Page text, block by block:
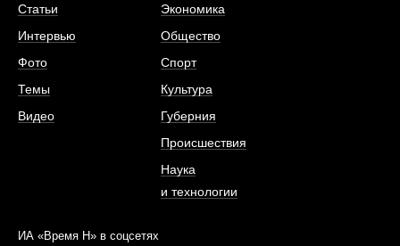
Статьи
Интервью
Фото
Темы
Видео
Экономика
Общество
Спорт
Культура
Губерния
Происшествия
Наука
и технологии
ИА «Время Н» в соцсетях